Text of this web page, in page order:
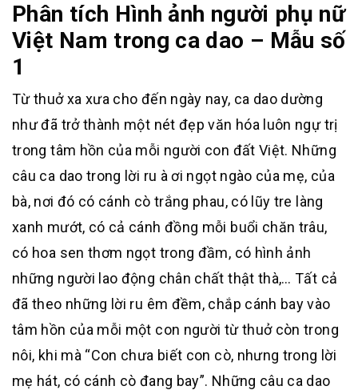
Phân tích Hình ảnh người phụ nữ
Việt Nam trong ca dao – Mẫu số
1
Từ thuở xa xưa cho đến ngày nay, ca dao dường
như đã trở thành một nét đẹp văn hóa luôn ngự trị
trong tâm hồn của mỗi người con đất Việt. Những
câu ca dao trong lời ru à ơi ngọt ngào của mẹ, của
bà, nơi đó có cánh cò trắng phau, có lũy tre làng
xanh mướt, có cả cánh đồng mỗi buổi chăn trâu,
có hoa sen thơm ngọt trong đầm, có hình ảnh
những người lao động chân chất thật thà,… Tất cả
đã theo những lời ru êm đềm, chắp cánh bay vào
tâm hồn của mỗi một con người từ thuở còn trong
nôi, khi mà “Con chưa biết con cò, nhưng trong lời
mẹ hát, có cánh cò đang bay”. Những câu ca dao